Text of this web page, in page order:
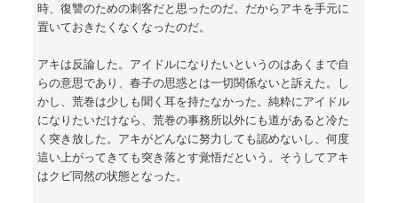
時、復讐のための刺客だと思ったのだ。だからアキを手元に
置いておきたくなくなったのだ。
アキは反論した。アイドルになりたいというのはあくまで自
らの意思であり、春子の思惑とは一切関係ないと訴えた。し
かし、荒巻は少しも聞く耳を持たなかった。純粋にアイドル
になりたいだけなら、荒巻の事務所以外にも道があると冷た
く突き放した。アキがどんなに努力しても認めないし、何度
這い上がってきても突き落とす覚悟だという。そうしてアキ
はクビ同然の状態となった。